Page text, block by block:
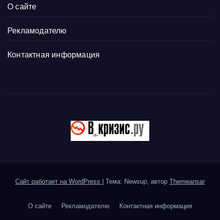
О сайте
Рекламодателю
Контактная информация
Сайт работает на WordPress Тема: Newsup, автор Themeansar
О сайте Рекламодателю Контактная информация